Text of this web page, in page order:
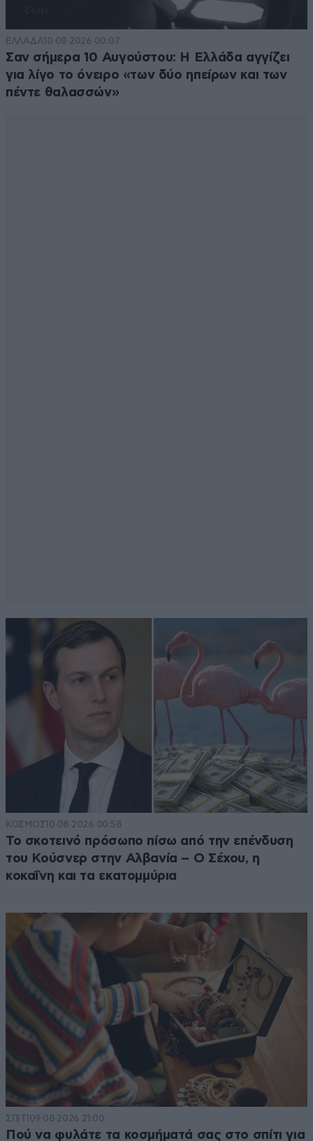
ΕΛΛΑΔΑ10·08·2026 00:07
Σαν σήμερα 10 Αυγούστου: Η Ελλάδα αγγίζει
για λίγο το όνειρο «των δύο ηπείρων και των
πέντε θαλασσών»
ΚΟΣΜΟΣ10·08·2026 00:58
Το σκοτεινό πρόσωπο πίσω από την επένδυση
του Κούσνερ στην Αλβανία – Ο Σέχου, η
κοκαΐνη και τα εκατομμύρια
ΣΠΙΤΙ 09·08·2026 21:00
Πού να φυλάτε τα κοσμήματά σας στο σπίτι για